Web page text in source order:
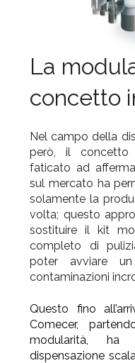
La
concetto
Nel campo della
però, il concetto
faticato ad
sul mercato ha
solamente la
volta; questo
sostituire il kit
completo di
poter avviare
contaminazioni
Questo fino
Comecer,
modularità,
dispensazione